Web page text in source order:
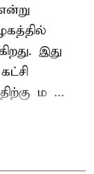
இது
ம ...